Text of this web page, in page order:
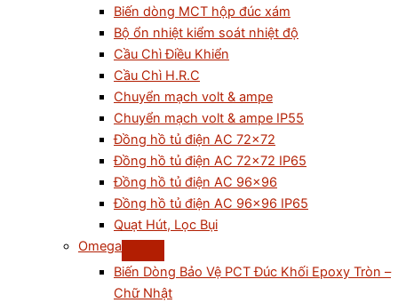
Biến dòng MCT hộp đúc xám
Bộ ổn nhiệt kiểm soát nhiệt độ
Cầu Chì Điều Khiển
Cầu Chì H.R.C
Chuyển mạch volt & ampe
Chuyển mạch volt & ampe IP55
Đồng hồ tủ điện AC 72×72
Đồng hồ tủ điện AC 72×72 IP65
Đồng hồ tủ điện AC 96×96
Đồng hồ tủ điện AC 96×96 IP65
Quạt Hút, Lọc Bụi
Omega
Biến Dòng Bảo Vệ PCT Đúc Khối Epoxy Tròn –
Chữ Nhật